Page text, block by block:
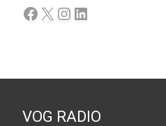
Facebook
X Instagram
LinkedIn
VOG RADIO